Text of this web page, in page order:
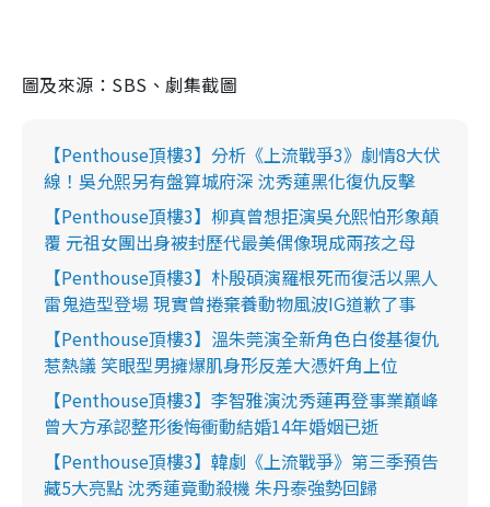
圖及來源：SBS、劇集截圖
【Penthouse頂樓3】分析《上流戰爭3》劇情8大伏
線！吳允熙另有盤算城府深 沈秀蓮黑化復仇反擊
【Penthouse頂樓3】柳真曾想拒演吳允熙怕形象顛
覆 元祖女團出身被封歷代最美偶像現成兩孩之母
【Penthouse頂樓3】朴殷碩演羅根死而復活以黑人
雷鬼造型登場 現實曾捲棄養動物風波IG道歉了事
【Penthouse頂樓3】溫朱莞演全新角色白俊基復仇
惹熱議 笑眼型男擁爆肌身形反差大憑奸角上位
【Penthouse頂樓3】李智雅演沈秀蓮再登事業巔峰
曾大方承認整形後悔衝動結婚14年婚姻已逝
【Penthouse頂樓3】韓劇《上流戰爭》第三季預告
藏5大亮點 沈秀蓮竟動殺機 朱丹泰強勢回歸